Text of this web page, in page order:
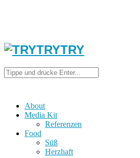
About
Media Kit
Referenzen
Food
Süß
Herzhaft